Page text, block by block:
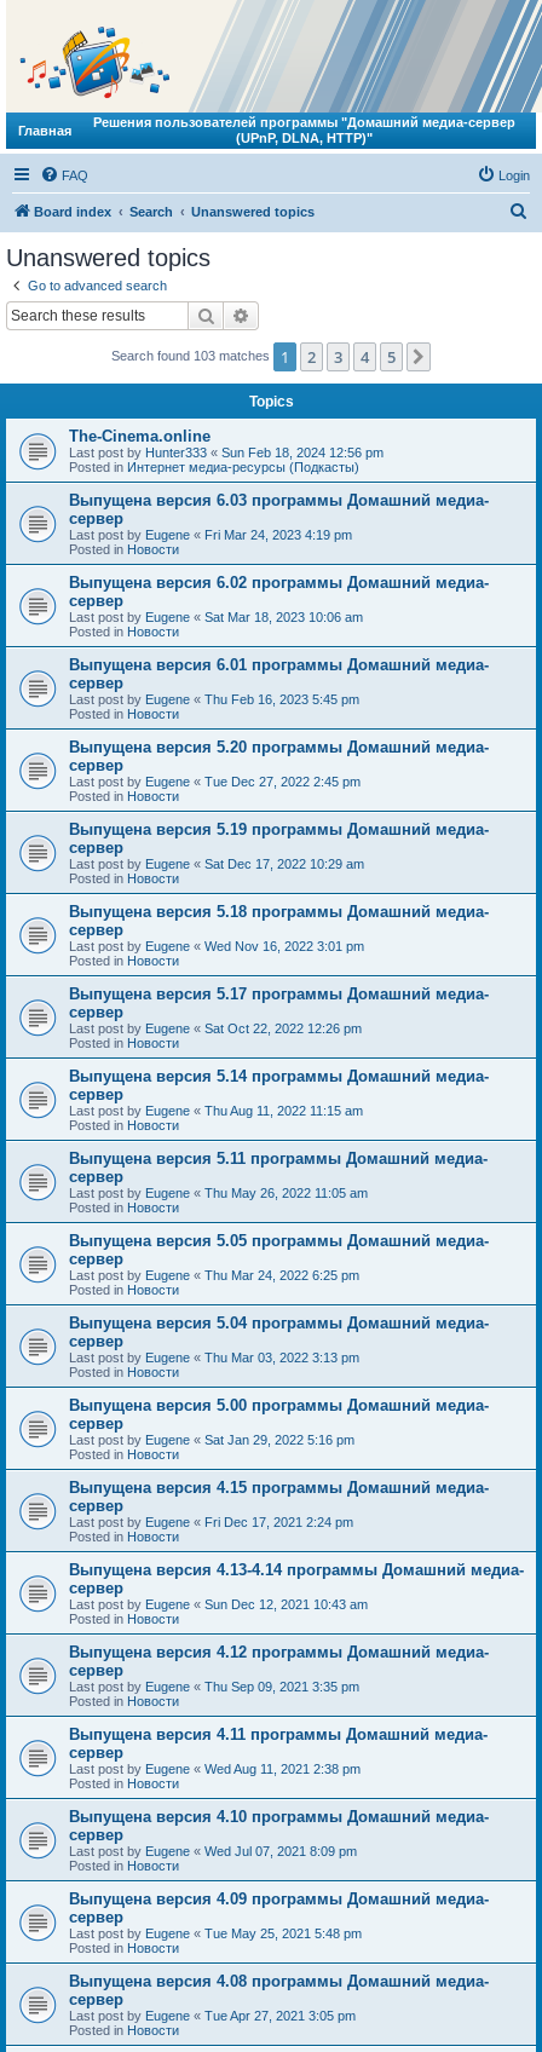
Главная
Решения пользователей программы "Домашний медиа-сервер
(UPnP, DLNA, HTTP)"
FAQ Login
Board index Search Unanswered topics
Unanswered topics
Go to advanced search
Search
Search found 103 matches 1 2 3 4 5
Topics
The-Cinema.online
Last post by Hunter333 « Sun Feb 18, 2024 12:56 pm
Posted in Интернет медиа-ресурсы (Подкасты)
Выпущена версия 6.03 программы Домашний медиа-
сервер
Last post by Eugene « Fri Mar 24, 2023 4:19 pm
Posted in Новости
Выпущена версия 6.02 программы Домашний медиа-
сервер
Last post by Eugene « Sat Mar 18, 2023 10:06 am
Posted in Новости
Выпущена версия 6.01 программы Домашний медиа-
сервер
Last post by Eugene « Thu Feb 16, 2023 5:45 pm
Posted in Новости
Выпущена версия 5.20 программы Домашний медиа-
сервер
Last post by Eugene « Tue Dec 27, 2022 2:45 pm
Posted in Новости
Выпущена версия 5.19 программы Домашний медиа-
сервер
Last post by Eugene « Sat Dec 17, 2022 10:29 am
Posted in Новости
Выпущена версия 5.18 программы Домашний медиа-
сервер
Last post by Eugene « Wed Nov 16, 2022 3:01 pm
Posted in Новости
Выпущена версия 5.17 программы Домашний медиа-
сервер
Last post by Eugene « Sat Oct 22, 2022 12:26 pm
Posted in Новости
Выпущена версия 5.14 программы Домашний медиа-
сервер
Last post by Eugene « Thu Aug 11, 2022 11:15 am
Posted in Новости
Выпущена версия 5.11 программы Домашний медиа-
сервер
Last post by Eugene « Thu May 26, 2022 11:05 am
Posted in Новости
Выпущена версия 5.05 программы Домашний медиа-
сервер
Last post by Eugene « Thu Mar 24, 2022 6:25 pm
Posted in Новости
Выпущена версия 5.04 программы Домашний медиа-
сервер
Last post by Eugene « Thu Mar 03, 2022 3:13 pm
Posted in Новости
Выпущена версия 5.00 программы Домашний медиа-
сервер
Last post by Eugene « Sat Jan 29, 2022 5:16 pm
Posted in Новости
Выпущена версия 4.15 программы Домашний медиа-
сервер
Last post by Eugene « Fri Dec 17, 2021 2:24 pm
Posted in Новости
Выпущена версия 4.13-4.14 программы Домашний медиа-
сервер
Last post by Eugene « Sun Dec 12, 2021 10:43 am
Posted in Новости
Выпущена версия 4.12 программы Домашний медиа-
сервер
Last post by Eugene « Thu Sep 09, 2021 3:35 pm
Posted in Новости
Выпущена версия 4.11 программы Домашний медиа-
сервер
Last post by Eugene « Wed Aug 11, 2021 2:38 pm
Posted in Новости
Выпущена версия 4.10 программы Домашний медиа-
сервер
Last post by Eugene « Wed Jul 07, 2021 8:09 pm
Posted in Новости
Выпущена версия 4.09 программы Домашний медиа-
сервер
Last post by Eugene « Tue May 25, 2021 5:48 pm
Posted in Новости
Выпущена версия 4.08 программы Домашний медиа-
сервер
Last post by Eugene « Tue Apr 27, 2021 3:05 pm
Posted in Новости